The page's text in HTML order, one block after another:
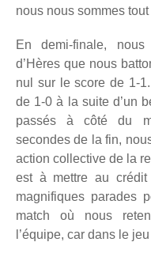
nous nous sommes
En demi-finale,
d’Hères que nous
nul sur le score de 1-
de 1-0 à la suite d’un
passés à côté du
secondes de la fin,
action collective de la
est à mettre au
magnifiques parades
match où nous
l’équipe, car dans le